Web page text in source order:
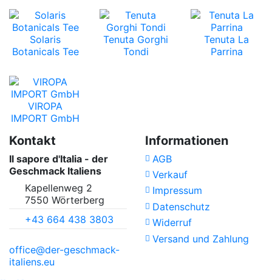
Solaris
Botanicals Tee
Tenuta Gorghi
Tondi
Tenuta La
Parrina
VIROPA
IMPORT GmbH
Kontakt
Il sapore d'Italia - der
Geschmack Italiens
Kapellenweg 2
7550 Wörterberg
+43 664 438 3803
office@der-geschmack-
italiens.eu
Informationen
AGB
Verkauf
Impressum
Datenschutz
Widerruf
Versand und Zahlung